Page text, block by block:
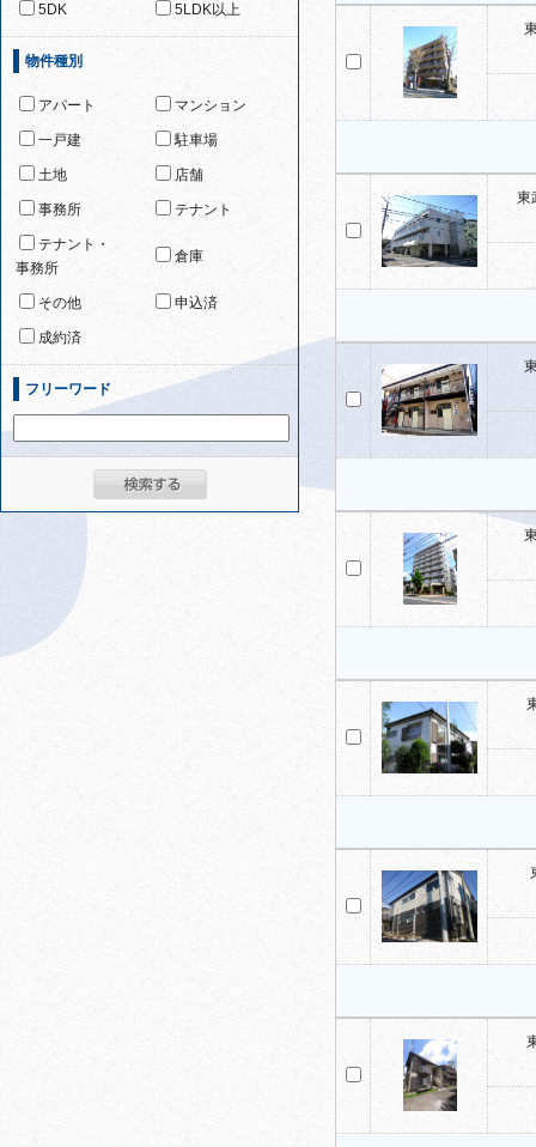
東
5DK 5LDK以上
物件種別
アパート マンション
一戸建 駐車場
土地 店舗
事務所 テナント
テナント・
事務所
倉庫
その他 申込済
成約済
フリーワード